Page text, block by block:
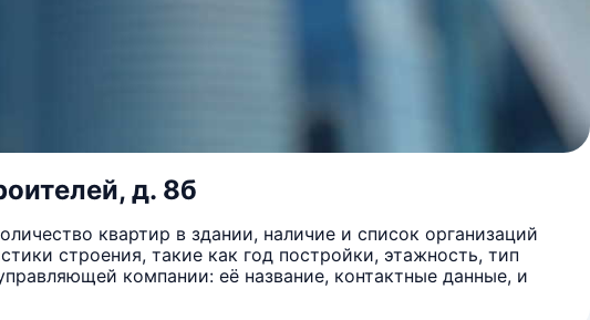
д. 8б
квартир в здании, наличие и список организаций
строения, такие как год постройки, этажность, тип
компании: её название, контактные данные, и